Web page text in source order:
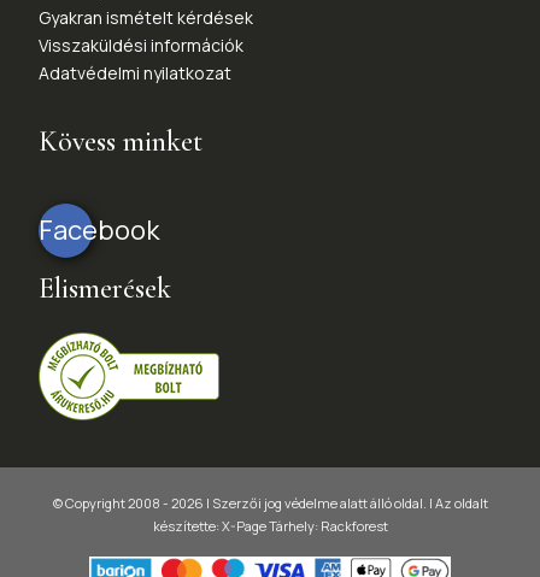
Gyakran ismételt kérdések
Visszaküldési információk
Adatvédelmi nyilatkozat
Kövess minket
Facebook
Elismerések
© Copyright 2008 - 2026 | Szerzői jog védelme alatt álló oldal. | Az oldalt
készítette: X-PageTárhely: Rackforest